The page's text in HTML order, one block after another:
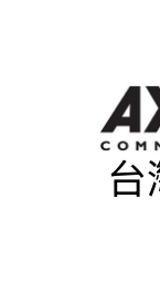
台